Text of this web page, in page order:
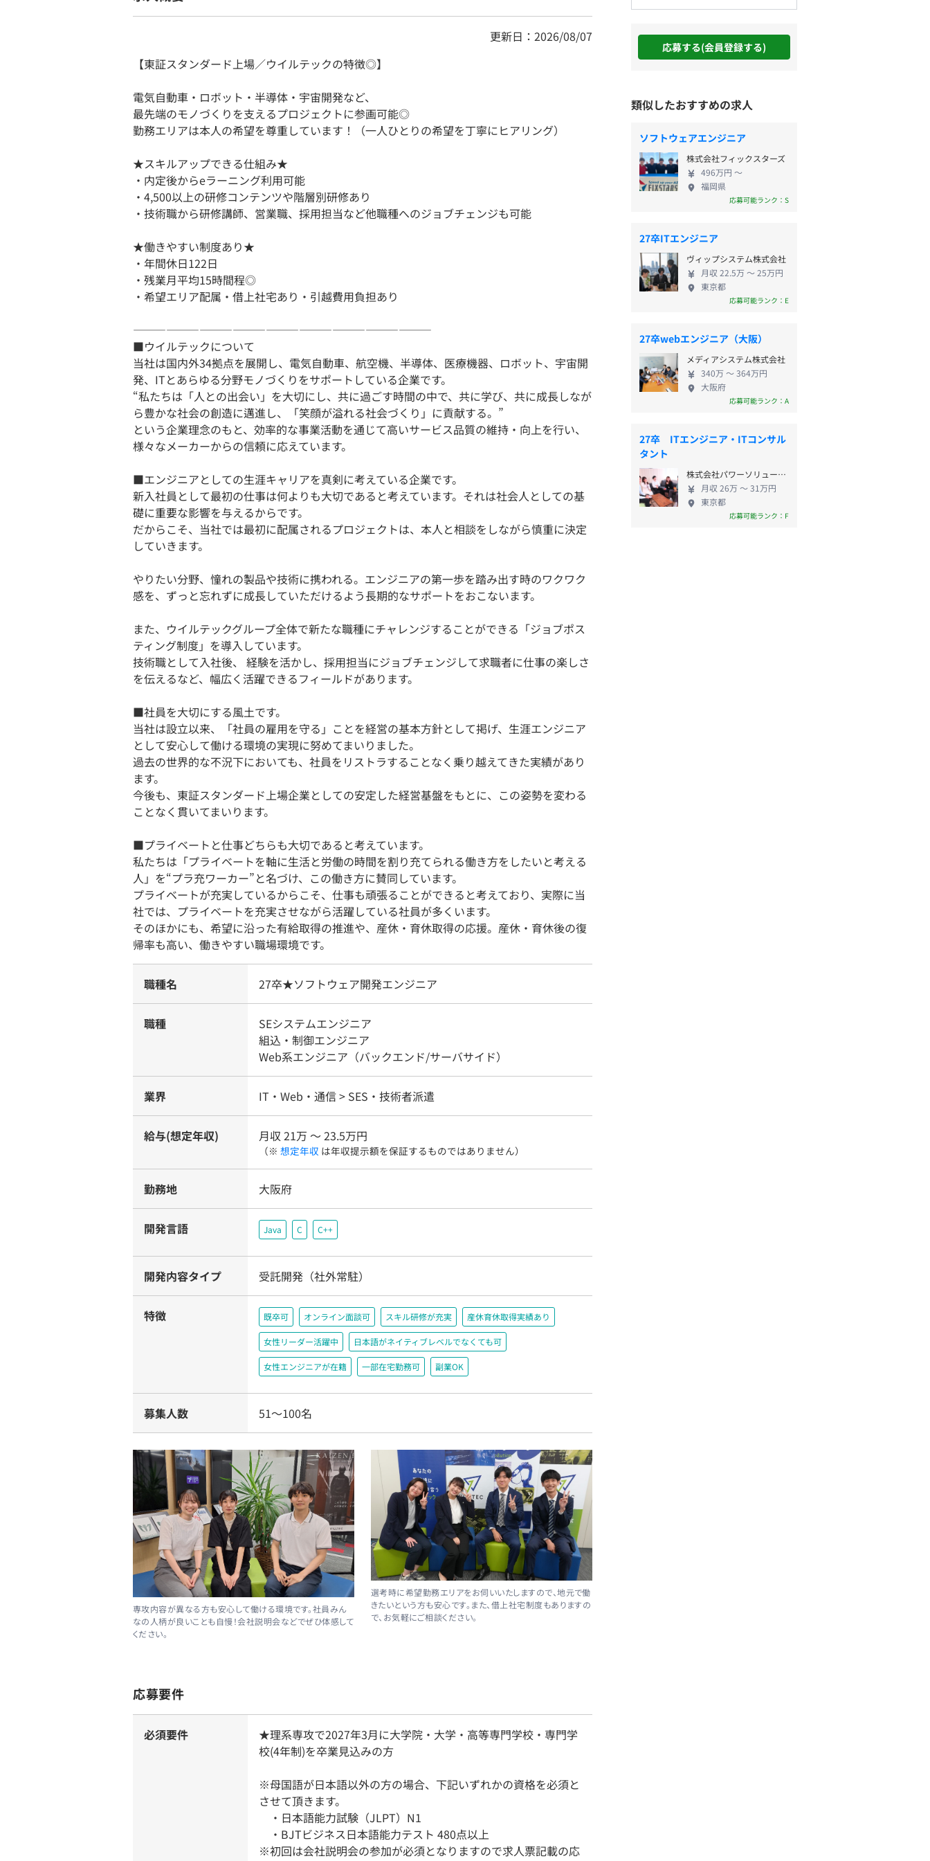
更新日：2026/08/07
【東証スタンダード上場／ウイルテックの特徴◎】
電気自動車・ロボット・半導体・宇宙開発など、
最先端のモノづくりを支えるプロジェクトに参画可能◎
勤務エリアは本人の希望を尊重しています！（一人ひとりの希望を丁寧にヒアリング）
★スキルアップできる仕組み★
・内定後からeラーニング利用可能
・4,500以上の研修コンテンツや階層別研修あり
・技術職から研修講師、営業職、採用担当など他職種へのジョブチェンジも可能
★働きやすい制度あり★
・年間休日122日
・残業月平均15時間程◎
・希望エリア配属・借上社宅あり・引越費用負担あり
―――――――――――――――――――――――――――
■ウイルテックについて
当社は国内外34拠点を展開し、電気自動車、航空機、半導体、医療機器、ロボット、宇宙開
発、ITとあらゆる分野モノづくりをサポートしている企業です。
“私たちは「人との出会い」を大切にし、共に過ごす時間の中で、共に学び、共に成長しなが
ら豊かな社会の創造に邁進し、「笑顔が溢れる社会づくり」に貢献する。”
という企業理念のもと、効率的な事業活動を通じて高いサービス品質の維持・向上を行い、
様々なメーカーからの信頼に応えています。
■エンジニアとしての生涯キャリアを真剣に考えている企業です。
新入社員として最初の仕事は何よりも大切であると考えています。それは社会人としての基
礎に重要な影響を与えるからです。
だからこそ、当社では最初に配属されるプロジェクトは、本人と相談をしながら慎重に決定
していきます。
やりたい分野、憧れの製品や技術に携われる。エンジニアの第一歩を踏み出す時のワクワク
感を、ずっと忘れずに成長していただけるよう長期的なサポートをおこないます。
また、ウイルテックグループ全体で新たな職種にチャレンジすることができる「ジョブポス
ティング制度」を導入しています。
技術職として入社後、 経験を活かし、採用担当にジョブチェンジして求職者に仕事の楽しさ
を伝えるなど、幅広く活躍できるフィールドがあります。
■社員を大切にする風土です。
当社は設立以来、「社員の雇用を守る」ことを経営の基本方針として掲げ、生涯エンジニア
として安心して働ける環境の実現に努めてまいりました。
過去の世界的な不況下においても、社員をリストラすることなく乗り越えてきた実績があり
ます。
今後も、東証スタンダード上場企業としての安定した経営基盤をもとに、この姿勢を変わる
ことなく貫いてまいります。
■プライベートと仕事どちらも大切であると考えています。
私たちは「プライベートを軸に生活と労働の時間を割り充てられる働き方をしたいと考える
人」を“プラ充ワーカー”と名づけ、この働き方に賛同しています。
プライベートが充実しているからこそ、仕事も頑張ることができると考えており、実際に当
社では、プライベートを充実させながら活躍している社員が多くいます。
そのほかにも、希望に沿った有給取得の推進や、産休・育休取得の応援。産休・育休後の復
帰率も高い、働きやすい職場環境です。
職種名 27卒★ソフトウェア開発エンジニア
職種
SEシステムエンジニア
組込・制御エンジニア
Web系エンジニア（バックエンド/サーバサイド）
業界 IT・Web・通信 > SES・技術者派遣
給与(想定年収) 月収 21万 〜 23.5万円
（※ 想定年収 は年収提示額を保証するものではありません）
勤務地 大阪府
開発言語 Java C C++
開発内容タイプ 受託開発（社外常駐）
特徴 既卒可 オンライン面談可 スキル研修が充実 産休育休取得実績あり
女性リーダー活躍中 日本語がネイティブレベルでなくても可
女性エンジニアが在籍 一部在宅勤務可 副業OK
募集人数 51〜100名
専攻内容が異なる方も安心して働ける環境です。社員みん
なの人柄が良いことも自慢！会社説明会などでぜひ体感して
ください。
選考時に希望勤務エリアをお伺いいたしますので、地元で働
きたいという方も安心です。また、借上社宅制度もありますの
で、お気軽にご相談ください。
応募要件
必須要件
★理系専攻で2027年3月に大学院・大学・高等専門学校・専門学
校(4年制)を卒業見込みの方
※母国語が日本語以外の方の場合、下記いずれかの資格を必須と
させて頂きます。
・日本語能力試験（JLPT）N1
・BJTビジネス日本語能力テスト 480点以上
※初回は会社説明会の参加が必須となりますので求人票記載の応
応募する(会員登録する)
類似したおすすめの求人
ソフトウェアエンジニア
株式会社フィックスターズ
496万円 〜
福岡県
応募可能ランク：S
27卒ITエンジニア
ヴィップシステム株式会社
月収 22.5万 〜 25万円
東京都
応募可能ランク：E
27卒webエンジニア（大阪）
メディアシステム株式会社
340万 〜 364万円
大阪府
応募可能ランク：A
27卒 ITエンジニア・ITコンサル
タント
株式会社パワーソリューションズ
月収 26万 〜 31万円
東京都
応募可能ランク：F